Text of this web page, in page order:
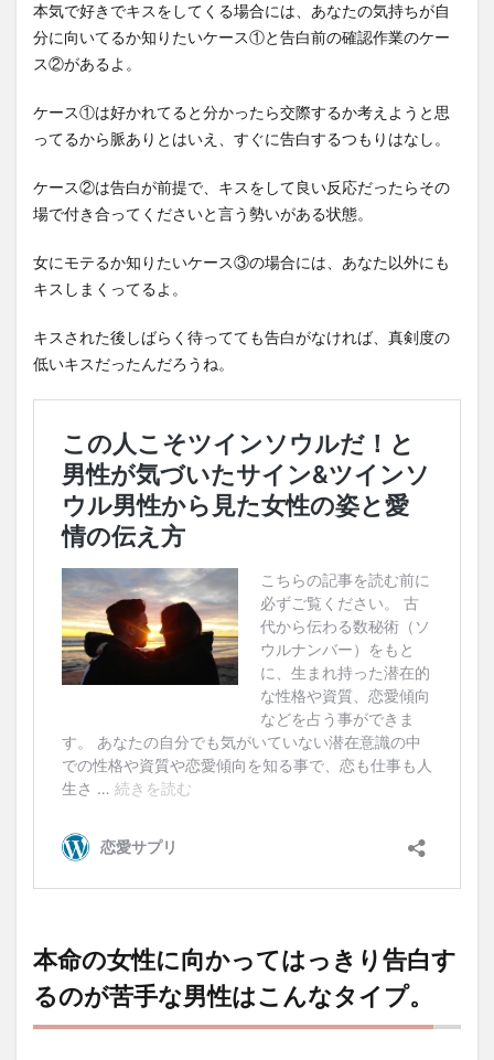
本気で好きでキスをしてくる場合には、あなたの気持ちが自
分に向いてるか知りたいケース①と告白前の確認作業のケー
ス②があるよ。
ケース①は好かれてると分かったら交際するか考えようと思
ってるから脈ありとはいえ、すぐに告白するつもりはなし。
ケース②は告白が前提で、キスをして良い反応だったらその
場で付き合ってくださいと言う勢いがある状態。
女にモテるか知りたいケース③の場合には、あなた以外にも
キスしまくってるよ。
キスされた後しばらく待ってても告白がなければ、真剣度の
低いキスだったんだろうね。
本命の女性に向かってはっきり告白す
るのが苦手な男性はこんなタイプ。